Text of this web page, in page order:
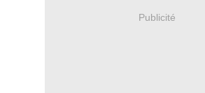
Publicité